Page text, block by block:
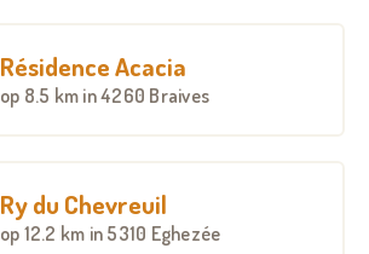
Résidence Acacia
op 8.5 km in 4260 Braives
Ry du Chevreuil
op 12.2 km in 5310 Eghezée